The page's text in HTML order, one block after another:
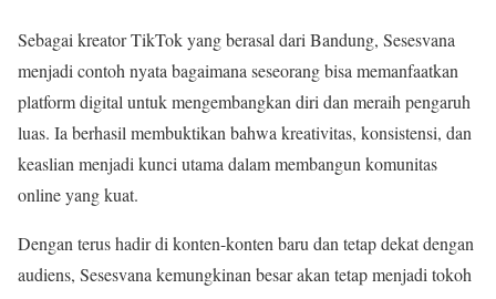
Sebagai kreator TikTok yang berasal dari Bandung, Sesesvana
menjadi contoh nyata bagaimana seseorang bisa memanfaatkan
platform digital untuk mengembangkan diri dan meraih pengaruh
luas. Ia berhasil membuktikan bahwa kreativitas, konsistensi, dan
keaslian menjadi kunci utama dalam membangun komunitas
online yang kuat.
Dengan terus hadir di konten-konten baru dan tetap dekat dengan
audiens, Sesesvana kemungkinan besar akan tetap menjadi tokoh